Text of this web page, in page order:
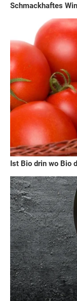
Schmackhaftes
Ist Bio drin wo Bio